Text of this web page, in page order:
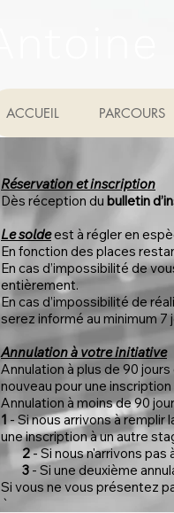
ACCUEIL PARCOURS
Réservation et inscription
Dès réception du bulletin
Le soldeest à régler en
En fonction des places
En cas d’impossibilité de
entièrement.
En cas d’impossibilité de
serez informé au minimum
Annulation à votre initiative
Annulation à plus de 90
nouveau pour une
Annulation à moins de 90
1 - Si nous arrivons à remplir
une inscription à un autre
2- Si nous n'arrivons
3 - Si une deuxième
Si vous ne vous présentez
`